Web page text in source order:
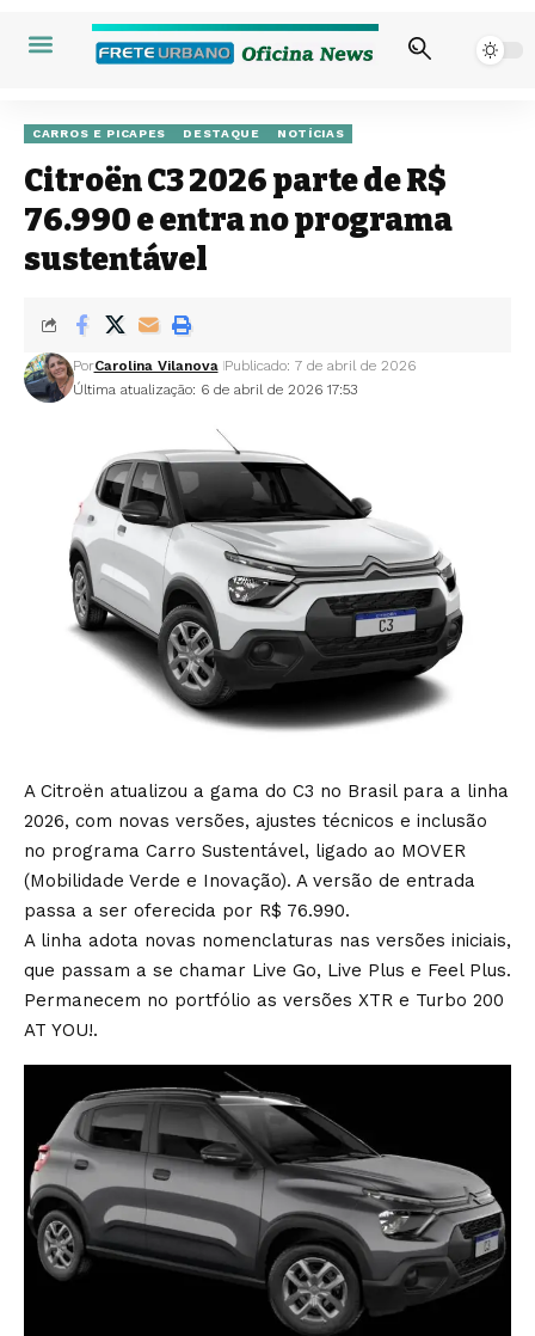
CARROS E PICAPES DESTAQUE NOTÍCIAS
Citroën C3 2026 parte de R$
76.990 e entra no programa
sustentável
Última atualização: 6 de abril de 2026 17:53
PorCarolina Vilanova Publicado: 7 de abril de 2026
A Citroën atualizou a gama do C3 no Brasil para a linha
2026, com novas versões, ajustes técnicos e inclusão
no programa Carro Sustentável, ligado ao MOVER
(Mobilidade Verde e Inovação). A versão de entrada
passa a ser oferecida por R$ 76.990.
A linha adota novas nomenclaturas nas versões iniciais,
que passam a se chamar Live Go, Live Plus e Feel Plus.
Permanecem no portfólio as versões XTR e Turbo 200
AT YOU!.